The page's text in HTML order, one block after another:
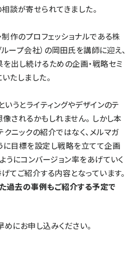
談が寄せられてきました。
制作のプロフェッショナルである株
ープ会社）の岡田氏を講師に迎え、
出し続けるための企画・戦略セミ
たしました。
いうとライティングやデザインのテ
されるかもしれません。 しかし本
ニックの紹介ではなく、メルマガ
に目標を設定し戦略を立てて企画
うにコンバージョン率をあげていく
てご紹介する内容となっています。
過去の事例もご紹介する予定で
にお申し込みください。